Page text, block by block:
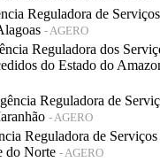
Reguladora de
- AGERO
Reguladora dos
do Estado do
Reguladora de
- AGERO
Reguladora de
do Norte - AGERO